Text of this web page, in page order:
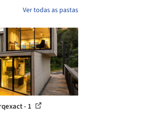
Ver todas as pastas
- 1